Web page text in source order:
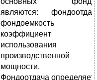
являются:
фондоемкость
коэффициент
использования
производственной
мощности.
Фондоотдача